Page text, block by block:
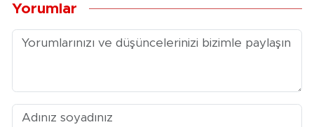
Yorumlar